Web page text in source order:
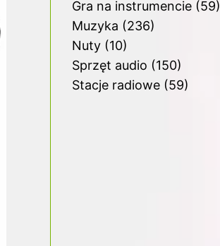
Gra na instrumencie(59)
Muzyka (236)
Nuty(10)
Sprzęt audio (150)
Stacje radiowe(59)